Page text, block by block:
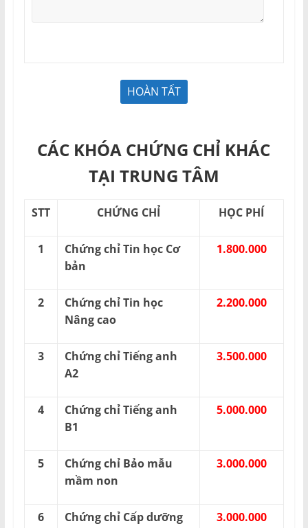
CÁC KHÓA CHỨNG CHỈ KHÁC
TẠI TRUNG TÂM
STT CHỨNG CHỈ HỌC PHÍ
1
Chứng chỉ Tin học Cơ
bản
1.800.000
2
Chứng chỉ Tin học
Nâng cao
2.200.000
3
Chứng chỉ Tiếng anh
A2
3.500.000
4
Chứng chỉ Tiếng anh
B1
5.000.000
5
Chứng chỉ Bảo mẫu
mầm non
3.000.000
6
Chứng chỉ Cấp dưỡng
3.000.000